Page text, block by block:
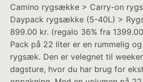
Camino rygsække > Carry-on
Daypack rygsække (5-40L) >
899.00 kr. (regalo 36% fra
Pack på 22 liter er en rummelig
rygsæk. Den er velegnet til
dagsture, hvor du har brug for